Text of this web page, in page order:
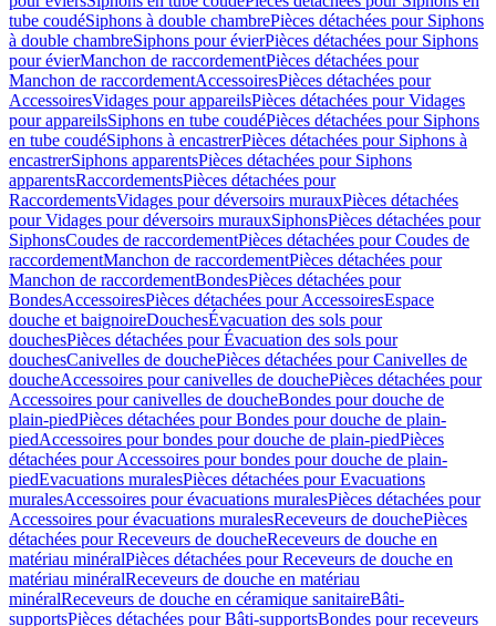
tube coudéSiphons à double chambrePièces détachées pour Siphons
à double chambreSiphons pour évierPièces détachées pour Siphons
pour évierManchon de raccordementPièces détachées pour
Manchon de raccordementAccessoiresPièces détachées pour
AccessoiresVidages pour appareilsPièces détachées pour Vidages
pour appareilsSiphons en tube coudéPièces détachées pour Siphons
en tube coudéSiphons à encastrerPièces détachées pour Siphons à
encastrerSiphons apparentsPièces détachées pour Siphons
apparentsRaccordementsPièces détachées pour
RaccordementsVidages pour déversoirs murauxPièces détachées
pour Vidages pour déversoirs murauxSiphonsPièces détachées pour
SiphonsCoudes de raccordementPièces détachées pour Coudes de
raccordementManchon de raccordementPièces détachées pour
Manchon de raccordementBondesPièces détachées pour
BondesAccessoiresPièces détachées pour AccessoiresEspace
douche et baignoireDouchesÉvacuation des sols pour
douchesPièces détachées pour Évacuation des sols pour
douchesCanivelles de douchePièces détachées pour Canivelles de
doucheAccessoires pour canivelles de douchePièces détachées pour
Accessoires pour canivelles de doucheBondes pour douche de
plain-piedPièces détachées pour Bondes pour douche de plain-
piedAccessoires pour bondes pour douche de plain-piedPièces
détachées pour Accessoires pour bondes pour douche de plain-
piedEvacuations muralesPièces détachées pour Evacuations
muralesAccessoires pour évacuations muralesPièces détachées pour
Accessoires pour évacuations muralesReceveurs de douchePièces
détachées pour Receveurs de doucheReceveurs de douche en
matériau minéralPièces détachées pour Receveurs de douche en
matériau minéralReceveurs de douche en matériau
minéralReceveurs de douche en céramique sanitaireBâti-
supportsPièces détachées pour Bâti-supportsBondes pour receveurs